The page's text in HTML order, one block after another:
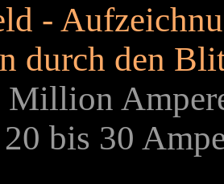
-
durch den
Million
bis 30